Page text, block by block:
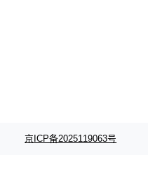
京ICP备2025119063号